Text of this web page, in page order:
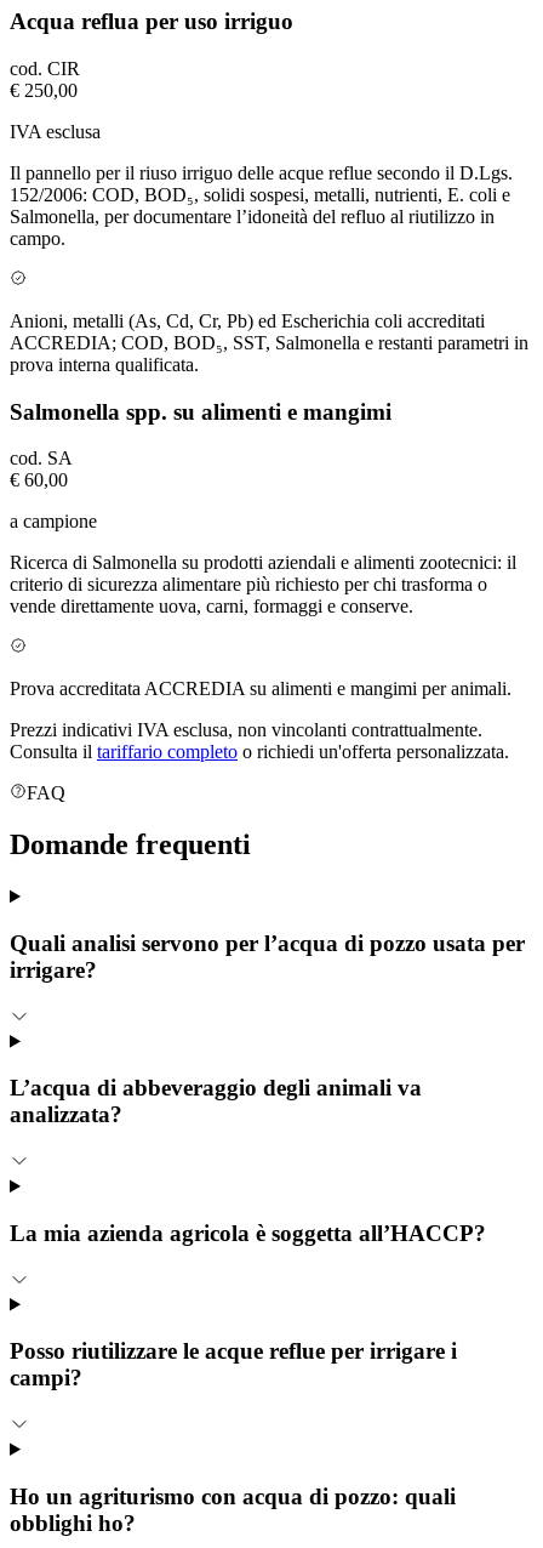
Acqua reflua per uso irriguo
cod. CIR
€ 250,00
IVA esclusa
Il pannello per il riuso irriguo delle acque reflue secondo il D.Lgs.
152/2006: COD, BOD₅, solidi sospesi, metalli, nutrienti, E. coli e
Salmonella, per documentare l’idoneità del refluo al riutilizzo in
campo.
Anioni, metalli (As, Cd, Cr, Pb) ed Escherichia coli accreditati
ACCREDIA; COD, BOD₅, SST, Salmonella e restanti parametri in
prova interna qualificata.
Salmonella spp. su alimenti e mangimi
cod. SA
€ 60,00
a campione
Ricerca di Salmonella su prodotti aziendali e alimenti zootecnici: il
criterio di sicurezza alimentare più richiesto per chi trasforma o
vende direttamente uova, carni, formaggi e conserve.
Prova accreditata ACCREDIA su alimenti e mangimi per animali.
Prezzi indicativi IVA esclusa, non vincolanti contrattualmente.
Consulta il tariffario completo o richiedi un'offerta personalizzata.
FAQ
Domande frequenti
Quali analisi servono per l’acqua di pozzo usata per
irrigare?
L’acqua di abbeveraggio degli animali va
analizzata?
La mia azienda agricola è soggetta all’HACCP?
Posso riutilizzare le acque reflue per irrigare i
campi?
Ho un agriturismo con acqua di pozzo: quali
obblighi ho?